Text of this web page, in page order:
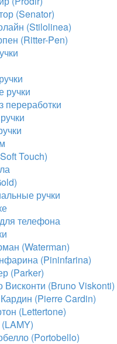
(Senator)
(Stilolinea)
(Ritter-Pen)
ручки
переработки
Touch)
ручки
телефона
(Waterman)
(Pininfarina)
(Parker)
Висконти (Bruno Viskonti)
(Pierre Cardin)
(Lettertone)
(Portobello)